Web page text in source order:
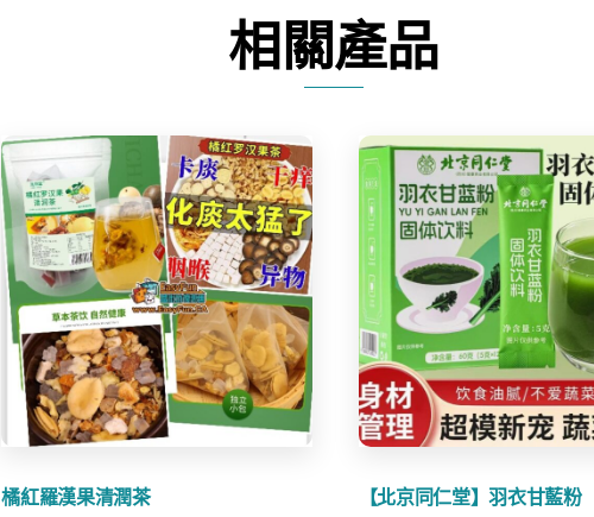
籽
數
相關產品
橘紅羅漢果清潤茶
Share
【北京同仁堂】羽衣甘藍粉
Share